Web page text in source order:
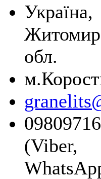
Україна,
обл.
(Viber,